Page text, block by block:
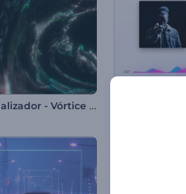
Visualizador - Vórtice Abstrato